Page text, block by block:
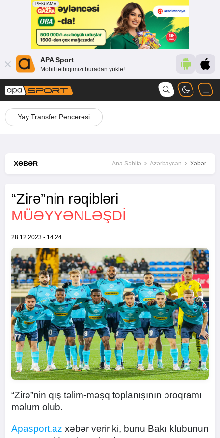
APA Sport
Mobil tətbiqimizi buradan yüklə!
Yay Transfer Pəncərəsi
XƏBƏR Ana Səhifə Azərbaycan Xəbər
“Zirə”nin rəqibləri
MÜƏYYƏNLƏŞDI
28.12.2023 - 14:24
“Zirə”nin qış təlim-məşq toplanışının proqramı
məlum olub.
Apasport.az xəbər verir ki, bunu Bakı klubunun